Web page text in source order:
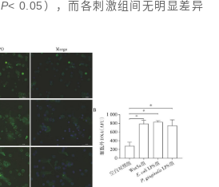
P< 0.05），而各刺激组间无明显差异